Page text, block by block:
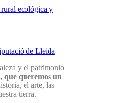
y el patrimonio
que queremos un
el arte, las
tierra.